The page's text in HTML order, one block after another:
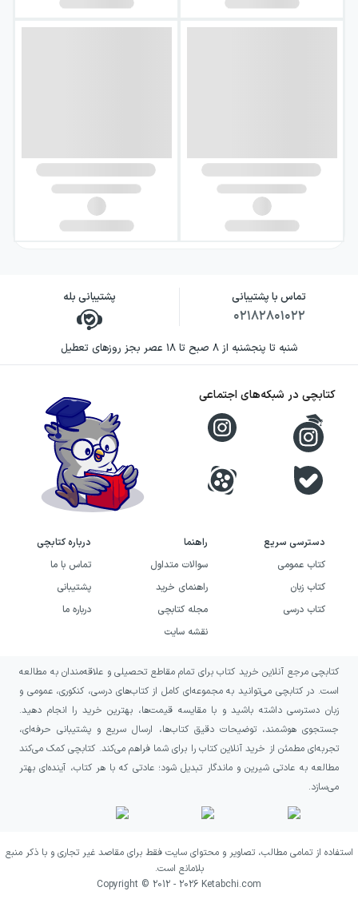
تماس با پشتیبانی
۰۲۱۸۲۸۰۱۰۲۲
پشتیبانی بله
شنبه تا پنجشنبه از ۸ صبح تا ۱۸ عصر بجز روزهای تعطیل
دسترسی سریع
کتاب عمومی
کتاب زبان
کتاب درسی
راهنما
سوالات متداول
راهنمای خرید
مجله کتابچی
نقشه سایت
درباره کتابچی
تماس با ما
پشتیبانی
درباره ما
کتابچی در شبکه‌های اجتماعی
کتابچی مرجع آنلاین خرید کتاب برای تمام مقاطع تحصیلی و علاقه‌مندان به مطالعه
است. در کتابچی می‌توانید به مجموعه‌ای کامل از کتاب‌های درسی، کنکوری، عمومی و
زبان دسترسی داشته باشید و با مقایسه قیمت‌ها، بهترین خرید را انجام دهید.
جستجوی هوشمند، توضیحات دقیق کتاب‌ها، ارسال سریع و پشتیبانی حرفه‌ای،
تجربه‌ای مطمئن از خرید آنلاین کتاب را برای شما فراهم می‌کند. کتابچی کمک می‌کند
مطالعه به عادتی شیرین و ماندگار تبدیل شود؛ عادتی که با هر کتاب، آینده‌ای بهتر
می‌سازد.
استفاده از تمامی مطالب، تصاویر و محتوای سایت فقط برای مقاصد غیر تجاری و با ذکر منبع
بلامانع است.
Copyright © 2012 - 2026 Ketabchi.com